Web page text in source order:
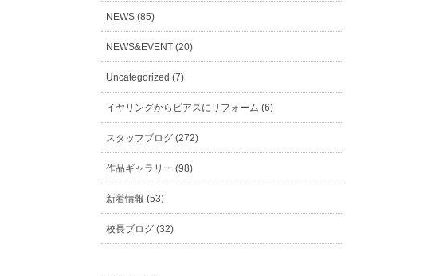
NEWS (85)
NEWS&EVENT (20)
Uncategorized (7)
イヤリングからピアスにリフォーム (6)
スタッフブログ (272)
作品ギャラリー (98)
新着情報 (53)
校長ブログ (32)